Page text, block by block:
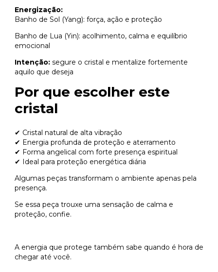
Energização:
Banho de Sol (Yang): força, ação e proteção
Banho de Lua (Yin): acolhimento, calma e equilíbrio
emocional
Intenção: segure o cristal e mentalize fortemente
aquilo que deseja
Por que escolher este
cristal
✔ Cristal natural de alta vibração
✔ Energia profunda de proteção e aterramento
✔ Forma angelical com forte presença espiritual
✔ Ideal para proteção energética diária
Algumas peças transformam o ambiente apenas pela
presença.
Se essa peça trouxe uma sensação de calma e
proteção, confie.
A energia que protege também sabe quando é hora de
chegar até você.